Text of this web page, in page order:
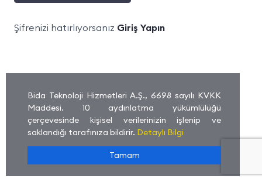
Şifrenizi hatırlıyorsanız Giriş Yapın
Bida Teknoloji Hizmetleri A.Ş., 6698 sayılı KVKK
Maddesi. 10 aydınlatma yükümlülüğü
çerçevesinde kişisel verilerinizin işlenip ve
saklandığı tarafınıza bildirir. Detaylı Bilgi
Tamam